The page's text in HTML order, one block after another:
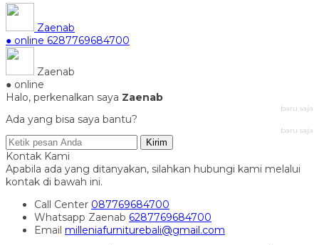
Zaenab
● online 6287769684700
Zaenab
● online
Halo, perkenalkan saya Zaenab
baru saja
Ada yang bisa saya bantu?
baru saja
Kirim
Kontak Kami
Apabila ada yang ditanyakan, silahkan hubungi kami melalui
kontak di bawah ini.
Call Center 087769684700
Whatsapp Zaenab 6287769684700
Email milleniafurniturebali@gmail.com